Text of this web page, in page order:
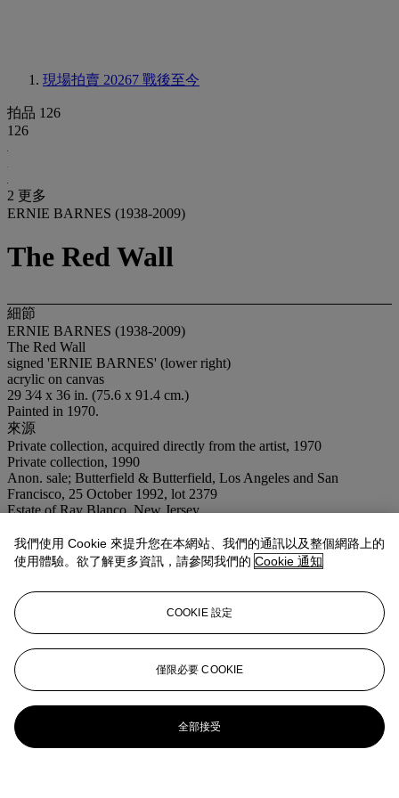
現場拍賣 20267 戰後至今
拍品 126
126
2 更多
ERNIE BARNES (1938-2009)
The Red Wall
細節
ERNIE BARNES (1938-2009)
The Red Wall
signed 'ERNIE BARNES' (lower right)
acrylic on canvas
29 3⁄4 x 36 in. (75.6 x 91.4 cm.)
Painted in 1970.
來源
Private collection, acquired directly from the artist, 1970
Private collection, 1990
Anon. sale; Butterfield & Butterfield, Los Angeles and San
Francisco, 25 October 1992, lot 2379
Estate of Ray Blanco, New Jersey
業務規定
更多來自戰後至今
查看全部
我們使用 Cookie 來提升您在本網站、我們的通訊以及整個網路上的
使用體驗。欲了解更多資訊，請參閱我們的 Cookie 通知
COOKIE 設定
僅限必要 COOKIE
全部接受